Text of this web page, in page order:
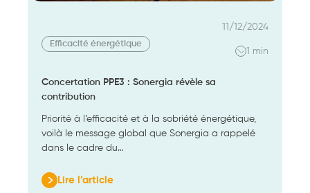
Efficacité énergétique
11/12/2024
1 min
Concertation PPE3 : Sonergia révèle sa
contribution
Priorité à l’efficacité et à la sobriété énergétique,
voilà le message global que Sonergia a rappelé
dans le cadre du…
Lire l’article
: